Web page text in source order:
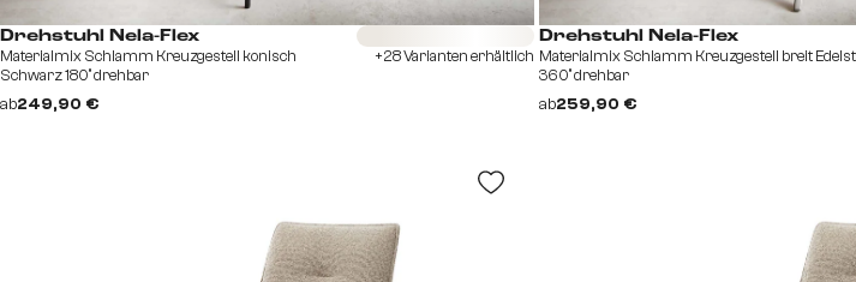
Drehstuhl Nela-Flex
Materialmix Schlamm Kreuzgestell konisch
Schwarz 180° drehbar
ab249,90 €
+28 Varianten erhältlich
Drehstuhl Nela-Flex
Materialmix Schlamm Kreuzgestell breit
360° drehbar
ab259,90 €